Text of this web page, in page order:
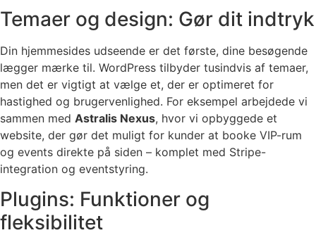
Temaer og design: Gør dit indtryk
Din hjemmesides udseende er det første, dine besøgende
lægger mærke til. WordPress tilbyder tusindvis af temaer,
men det er vigtigt at vælge et, der er optimeret for
hastighed og brugervenlighed. For eksempel arbejdede vi
sammen med Astralis Nexus, hvor vi opbyggede et
website, der gør det muligt for kunder at booke VIP-rum
og events direkte på siden – komplet med Stripe-
integration og eventstyring.
Plugins: Funktioner og
fleksibilitet